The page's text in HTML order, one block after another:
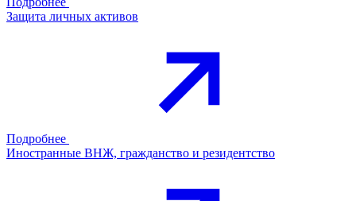
Защита личных активов
Подробнее
Иностранные ВНЖ, гражданство и резидентство